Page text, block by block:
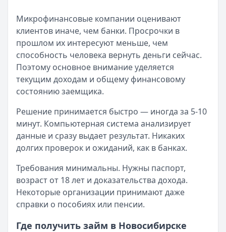
57 сервисов микрозаймов через Госуслуги: где
Кратко:Авторизация через Госуслуги ускоряет
Опубликовано:23 ноября 2025 г.
Категория:МФО
Читать новость
Смс о «одобренном займе» от Bigmani Ru: как
Кратко:Пришло СМС об одобрении займа от Bigmani
Категория:МФО
Читать новость
Все новости
Микрофинансовые компании оценивают
клиентов иначе, чем банки. Просрочки в
прошлом их интересуют меньше, чем
способность человека вернуть деньги сейчас.
Поэтому основное внимание уделяется
текущим доходам и общему финансовому
состоянию заемщика.
Решение принимается быстро — иногда за 5-10
минут. Компьютерная система анализирует
данные и сразу выдает результат. Никаких
долгих проверок и ожиданий, как в банках.
Требования минимальны. Нужны паспорт,
возраст от 18 лет и доказательства дохода.
Некоторые организации принимают даже
справки о пособиях или пенсии.
Где получить займ в Новосибирске